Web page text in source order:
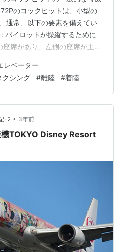
のコックピットは、小型の
通常、以下の要素を備えてい
パイロットが操縦するために
席があり、左側の座席が主席
るためのスティックまたはヨ
インストルメンテーションパ
向指示計、気圧高度計、航法装
れ、飛行情報を提供します。
のスロットルや…
レベーター
クシング #離陸 #着陸
-2 • 3年前
機TOKYO Disney Resort